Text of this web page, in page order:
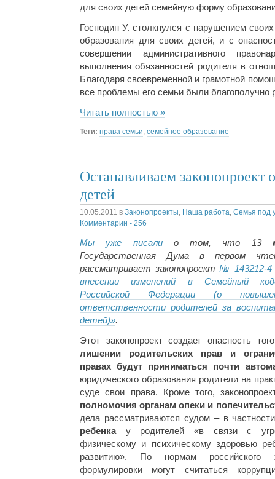
для своих детей семейную форму
Господин У. столкнулся с нарушением
образования для своих детей, и с
совершении административного
выполнения обязанностей родителя в
Благодаря своевременной и грамотной
все проблемы его семьи были благополучно
Читать полностью »
Теги: права семьи, семейное образование
Останавливаем законопроект
детей
10.05.2011 в Законопроекты, Наша работа, Семья под
Комментарии - 256
Мы уже писалио том, что 13
Государственная Дума в первом
рассматривает законопроект№ 143212-
внесении изменений в Семейный
Российской Федерации (о
ответственности родителей за
детей)».
Этот законопроект создает опасность
лишении родительских прав и
правах будут приниматься почти
юридического образования родители на
суде свои права. Кроме того,
полномочия органам опеки и
дела рассматриваются судом – в
ребенкау родителей «в связи с
физическому и психическому здоровью
развитию». По нормам российского
формулировки могут считаться